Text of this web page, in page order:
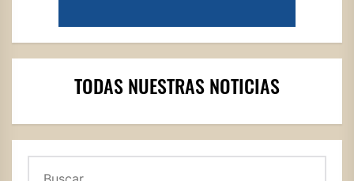
TODAS NUESTRAS NOTICIAS